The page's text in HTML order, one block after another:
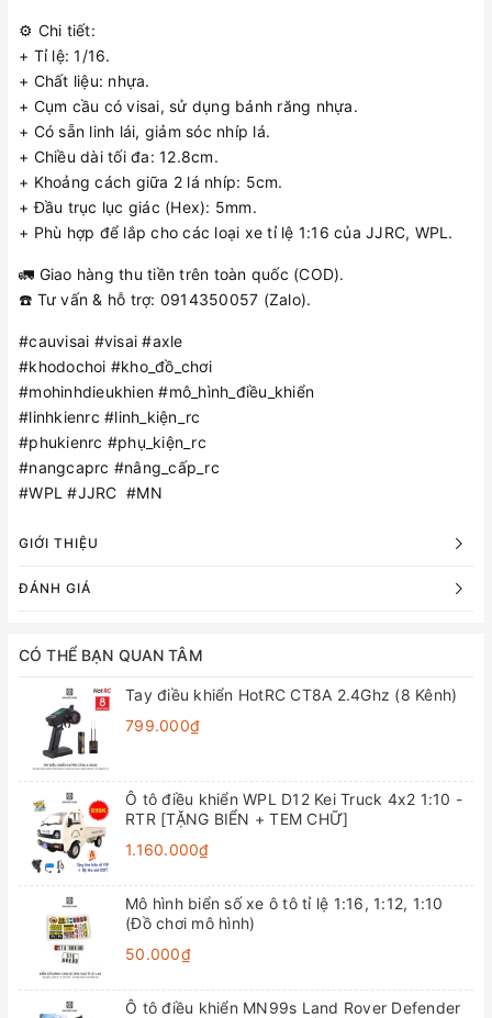
⚙️ Chi tiết:
+ Tỉ lệ: 1/16.
+ Chất liệu: nhựa.
+ Cụm cầu có visai, sử dụng bánh răng nhựa.
+ Có sẵn linh lái, giảm sóc nhíp lá.
+ Chiều dài tối đa: 12.8cm.
+ Khoảng cách giữa 2 lá nhíp: 5cm.
+ Đầu trục lục giác (Hex): 5mm.
+ Phù hợp để lắp cho các loại xe tỉ lệ 1:16 của JJRC, WPL.
🚛 Giao hàng thu tiền trên toàn quốc (COD).
☎️ Tư vấn & hỗ trợ: 0914350057 (Zalo).
#cauvisai #visai #axle
#khodochoi #kho_đồ_chơi
#mohinhdieukhien #mô_hình_điều_khiển
#linhkienrc #linh_kiện_rc
#phukienrc #phụ_kiện_rc
#nangcaprc #nâng_cấp_rc
#WPL #JJRC #MN
GIỚI THIỆU
ĐÁNH GIÁ
CÓ THỂ BẠN QUAN TÂM
Tay điều khiển HotRC CT8A 2.4Ghz (8 Kênh)
799.000₫
Ô tô điều khiển WPL D12 Kei Truck 4x2 1:10 -
RTR [TẶNG BIỂN + TEM CHỮ]
1.160.000₫
Mô hình biển số xe ô tô tỉ lệ 1:16, 1:12, 1:10
(Đồ chơi mô hình)
50.000₫
Ô tô điều khiển MN99s Land Rover Defender